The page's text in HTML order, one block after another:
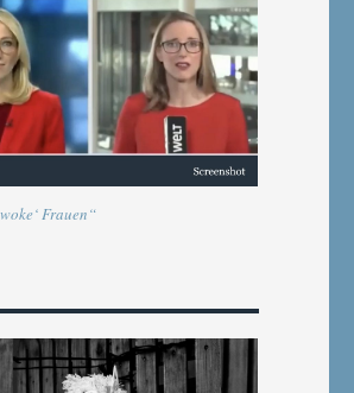
Frauen“